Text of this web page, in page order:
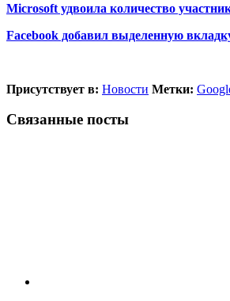
Microsoft удвоила количество
Facebook добавил выделенную
Присутствует в: Новости Метки:
Связанные посты